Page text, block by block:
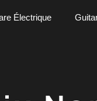
Électrique